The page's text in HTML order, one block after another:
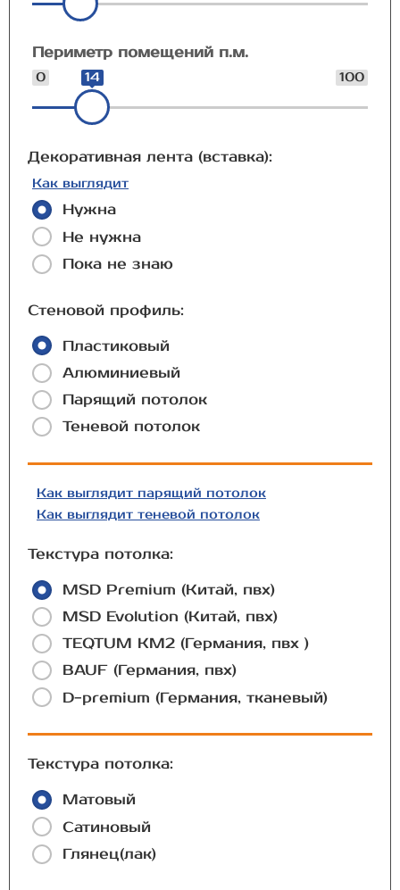
Периметр помещений п.м.
0 100
14
Декоративная лента (вставка):
Как выглядит
Нужна
Не нужна
Пока не знаю
Стеновой профиль:
Пластиковый
Алюминиевый
Парящий потолок
Теневой потолок
Как выглядит парящий потолок
Как выглядит теневой потолок
Текстура потолка:
MSD Premium (Китай, пвх)
MSD Evolution (Китай, пвх)
TEQTUM КМ2 (Германия, пвх )
BAUF (Германия, пвх)
D-premium (Германия, тканевый)
Текстура потолка:
Матовый
Сатиновый
Глянец(лак)